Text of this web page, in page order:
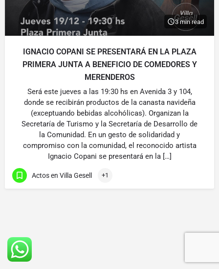
3 min read
IGNACIO COPANI SE PRESENTARÁ EN LA PLAZA
PRIMERA JUNTA A BENEFICIO DE COMEDORES Y
MERENDEROS
Será este jueves a las 19:30 hs en Avenida 3 y 104,
donde se recibirán productos de la canasta navideña
(exceptuando bebidas alcohólicas). Organizan la
Secretaría de Turismo y la Secretaría de Desarrollo de
la Comunidad. En un gesto de solidaridad y
compromiso con la comunidad, el reconocido artista
Ignacio Copani se presentará en la […]
Actos en Villa Gesell +1